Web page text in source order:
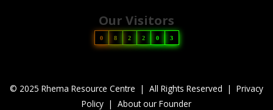
Our Visitors
0 8 2 2 0 3
© 2025 Rhema Resource Centre | All Rights Reserved | Privacy
Policy | About our Founder